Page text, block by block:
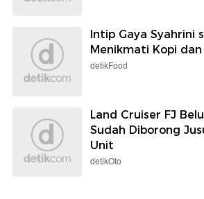
Intip Gaya Syahrini
Menikmati Kopi dan
detikFood
Land Cruiser FJ
Sudah Diborong
Unit
detikOto